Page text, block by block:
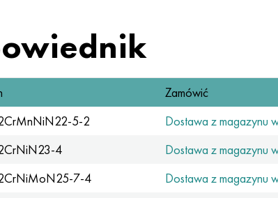
Zamówić
5-2
Dostawa z magazynu
4
Dostawa z magazynu
7-4
Dostawa z magazynu